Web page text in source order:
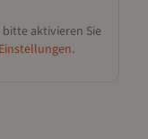
aktivieren Sie
.